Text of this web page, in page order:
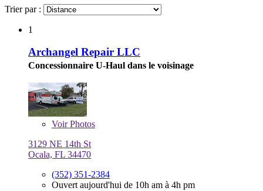
Trier par :
1
Archangel Repair LLC
Concessionnaire U-Haul dans le voisinage
VoirPhotos
3129 NE 14th St
Ocala, FL 34470
(352) 351-2384
Ouvert aujourd'hui de 10h am à 4h pm